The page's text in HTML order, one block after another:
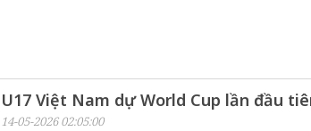
U17 Việt Nam dự World Cup lần đầu
14-05-2026 02:05:00